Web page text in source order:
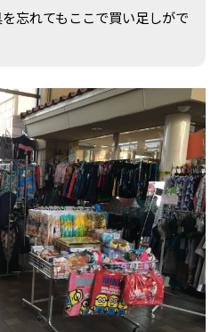
忘れてもここで買い足しがで